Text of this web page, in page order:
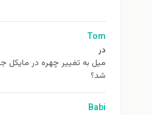
Tom
در
ميل به تغيير چهره در مایکل
شد؟
Babi